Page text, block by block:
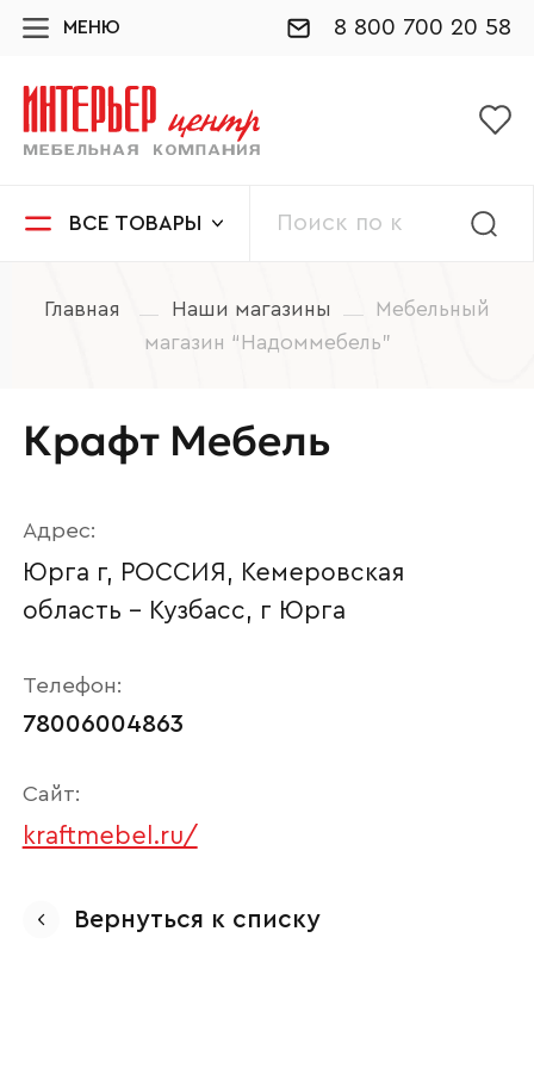
МЕНЮ 8 800 700 20 58
ВСЕ ТОВАРЫ
Главная Наши магазины
Мебельный
магазин “Надоммебель”
Крафт Мебель
Адрес:
Юрга г, РОССИЯ, Кемеровская
область - Кузбасс, г Юрга
Телефон:
78006004863
Сайт:
kraftmebel.ru/
Вернуться к списку
Ваше имя